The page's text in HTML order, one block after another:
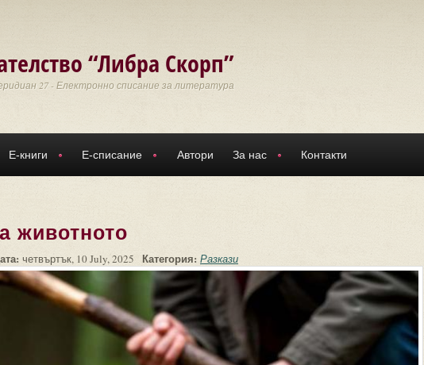
“Либра Скорп”
27 - Електронно списание за литература
Е-книги Е-списание Автори За нас Контакти
животното
четвъртък, 10 July, 2025 Категория: Разкази